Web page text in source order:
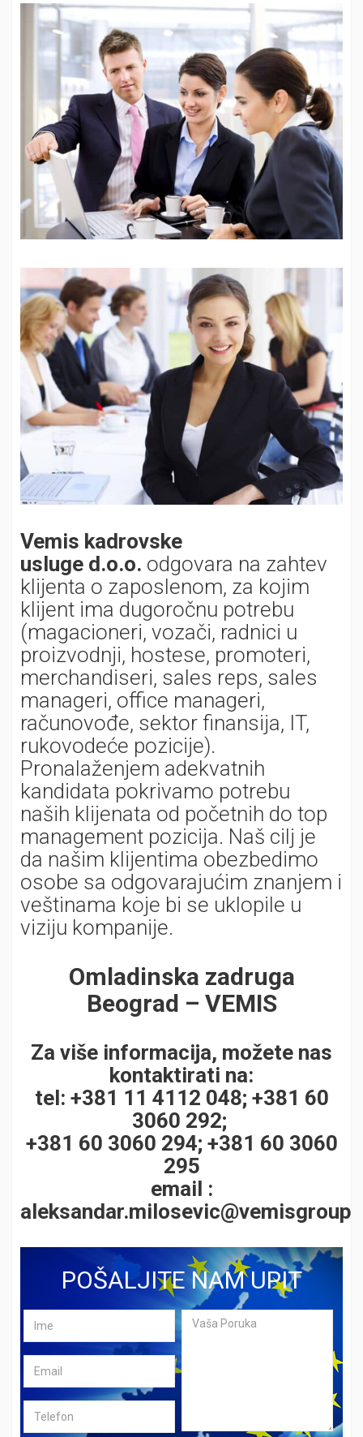
Vemis kadrovske
usluge d.o.o. odgovara na zahtev
klijenta o zaposlenom, za kojim
klijent ima dugoročnu potrebu
(magacioneri, vozači, radnici u
proizvodnji, hostese, promoteri,
merchandiseri, sales reps, sales
manageri, office manageri,
računovođe, sektor finansija, IT,
rukovodeće pozicije).
Pronalaženjem adekvatnih
kandidata pokrivamo potrebu
naših klijenata od početnih do top
management pozicija. Naš cilj je
da našim klijentima obezbedimo
osobe sa odgovarajućim znanjem i
veštinama koje bi se uklopile u
viziju kompanije.
Omladinska zadruga
Beograd – VEMIS
Za više informacija, možete nas
kontaktirati na:
tel: +381 11 4112 048; +381 60
3060 292;
+381 60 3060 294; +381 60 3060
295
email :
POŠALJITE NAM UPIT